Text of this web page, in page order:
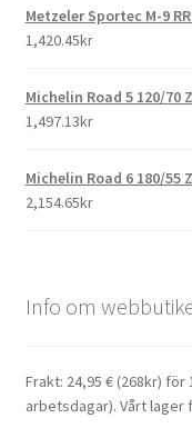
Metzeler Sportec M-9
1,420.45kr
Michelin Road 5 120/70
1,497.13kr
Michelin Road 6 180/55
2,154.65kr
Info om
Frakt: 24,95 € (268kr)
arbetsdagar). Vårt lager